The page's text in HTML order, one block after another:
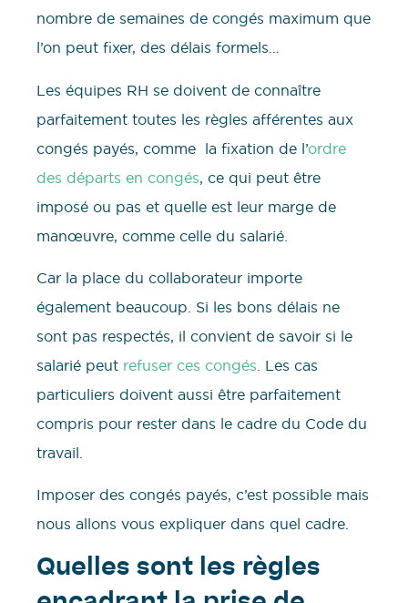
nombre de semaines de congés maximum que
l’on peut fixer, des délais formels…
Les équipes RH se doivent de connaître
parfaitement toutes les règles afférentes aux
congés payés, comme la fixation de l’ordre
des départs en congés, ce qui peut être
imposé ou pas et quelle est leur marge de
manœuvre, comme celle du salarié.
Car la place du collaborateur importe
également beaucoup. Si les bons délais ne
sont pas respectés, il convient de savoir si le
salarié peut refuser ces congés. Les cas
particuliers doivent aussi être parfaitement
compris pour rester dans le cadre du Code du
travail.
Imposer des congés payés, c’est possible mais
nous allons vous expliquer dans quel cadre.
Quelles sont les règles